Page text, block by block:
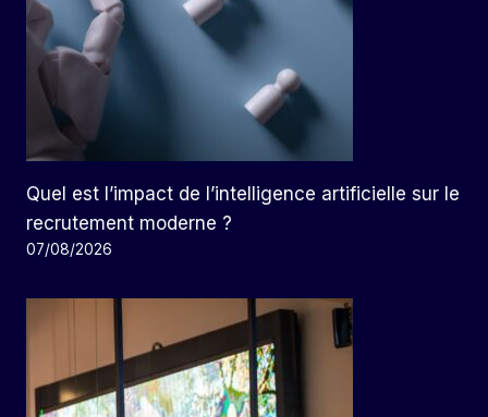
Quel est l’impact de l’intelligence artificielle sur le
recrutement moderne ?
07/08/2026